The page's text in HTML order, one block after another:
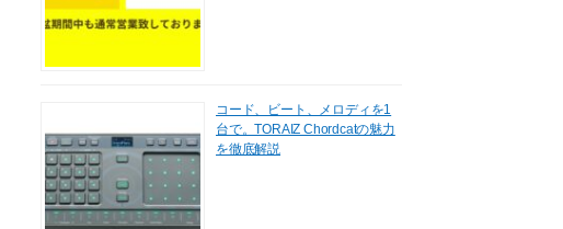
コード、ビート、メロディを1
台で。TORAIZ Chordcatの魅力
を徹底解説